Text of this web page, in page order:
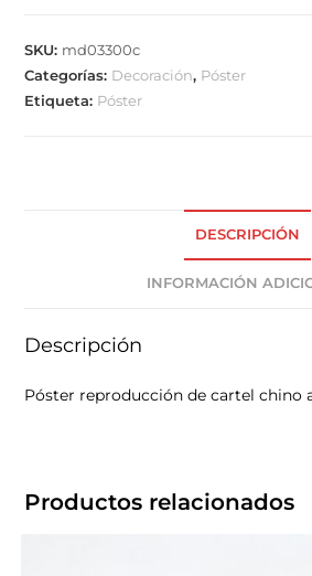
SKU: md03300c
Categorías: Decoración, Póster
Etiqueta: Póster
DESCRIPCIÓN
INFORMACIÓN
Descripción
Póster reproducción de cartel chino
Productos relacionados